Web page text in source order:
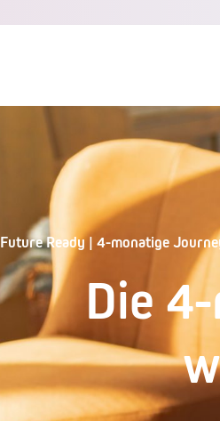
Future Ready | 4-monatige
Die